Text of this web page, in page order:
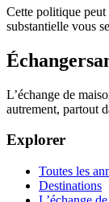
Cette politique peut
substantielle vous
L’échange de
autrement, partout
Explorer
Toutes les
Destinations